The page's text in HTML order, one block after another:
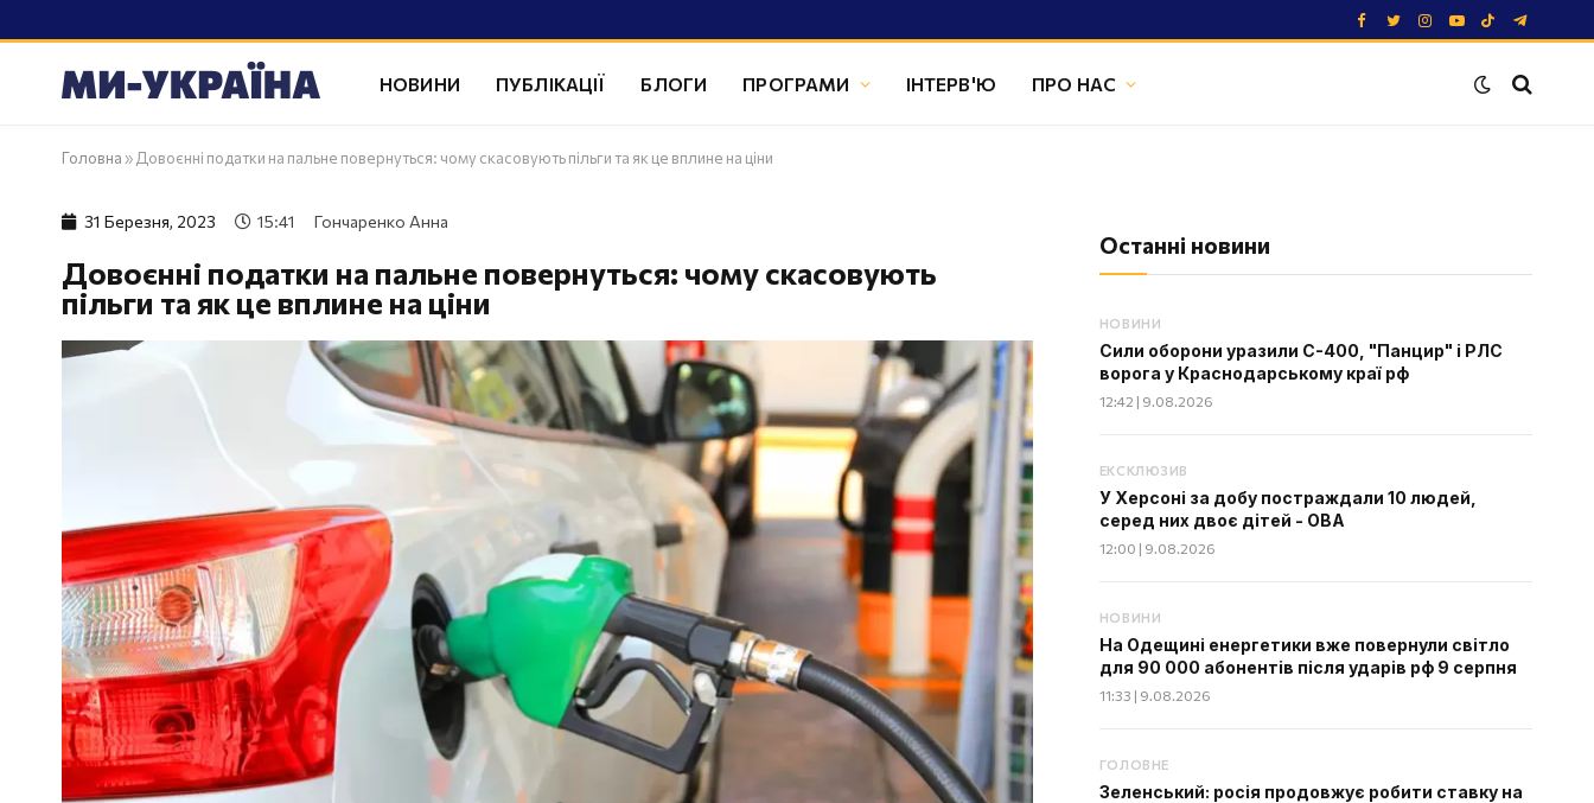
Facebook
TwitterInstagram
YouTube
TikTokTelegram
НОВИНИ ПУБЛІКАЦІЇ БЛОГИ ПРОГРАМИ ІНТЕРВ'Ю ПРО НАС
Головна » Довоєнні податки на пальне повернуться: чому скасовують пільги та як це вплине на ціни
31 Березня, 2023 15:41 Гончаренко Анна
Довоєнні податки на пальне повернуться: чому скасовують
пільги та як це вплине на ціни
Останні новини
НОВИНИ
Сили оборони уразили С-400, "Панцир" і РЛС
ворога у Краснодарському краї рф
12:42 | 9.08.2026
ЕКСКЛЮЗИВ
У Херсоні за добу постраждали 10 людей,
серед них двоє дітей - ОВА
12:00 | 9.08.2026
НОВИНИ
На Одещині енергетики вже повернули світло
для 90 000 абонентів після ударів рф 9 серпня
11:33 | 9.08.2026
ГОЛОВНЕ
Зеленський: росія продовжує робити ставку на